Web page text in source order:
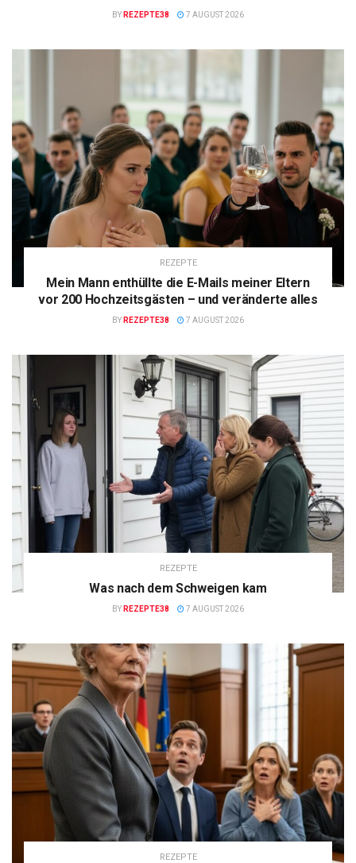
BY REZEPTE38 7 AUGUST 2026
REZEPTE
Mein Mann enthüllte die E-Mails meiner Eltern
vor 200 Hochzeitsgästen – und veränderte alles
BY REZEPTE38 7 AUGUST 2026
REZEPTE
Was nach dem Schweigen kam
BY REZEPTE38 7 AUGUST 2026
REZEPTE